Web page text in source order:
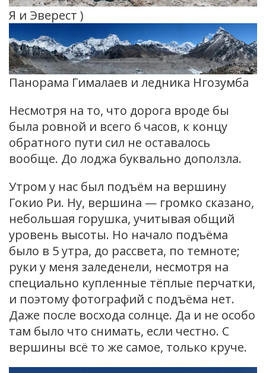
Я и Эверест )
Панорама Гималаев и ледника Нгозумба
Несмотря на то, что дорога вроде бы
была ровной и всего 6 часов, к концу
обратного пути сил не оставалось
вообще. До лоджа буквально доползла.
Утром у нас был подъём на вершину
Гокио Ри. Ну, вершина — громко сказано,
небольшая горушка, учитывая общий
уровень высоты. Но начало подъёма
было в 5 утра, до рассвета, по темноте;
руки у меня заледенели, несмотря на
специально купленные тёплые перчатки,
и поэтому фотографий с подъёма нет.
Даже после восхода солнце. Да и не особо
там было что снимать, если честно. С
вершины всё то же самое, только круче.